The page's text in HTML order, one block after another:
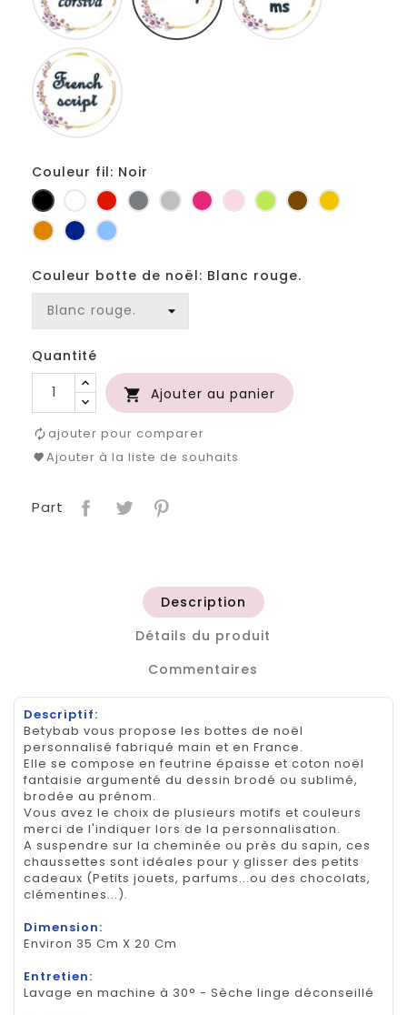
Couleur fil: Noir
Noir BlancRougeGris
foncé
Gris
clair
Fuchsia
RoseAnis MarronJaune
OrangeMarineBleu
Couleur botte de noël: Blanc rouge.
Quantité
 Ajouter au panier
ajouter pour comparer
Ajouter à la liste de souhaits
Part
Description
Détails du produit
Commentaires
Descriptif:
Betybab vous propose les bottes de noël
personnalisé fabriqué main et en France.
Elle se compose en feutrine épaisse et coton noël
fantaisie argumenté du dessin brodé ou sublimé,
brodée au prénom.
Vous avez le choix de plusieurs motifs et couleurs
merci de l'indiquer lors de la personnalisation.
A suspendre sur la cheminée ou près du sapin, ces
chaussettes sont idéales pour y glisser des petits
cadeaux (Petits jouets, parfums...ou des chocolats,
clémentines...).
Dimension:
Environ 35 Cm X 20 Cm
Entretien:
Lavage en machine à 30° - Sèche linge déconseillé